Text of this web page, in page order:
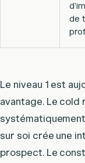
de
Le niveau 1 est
avantage. Le cold
sur soi crée une
prospect. Le